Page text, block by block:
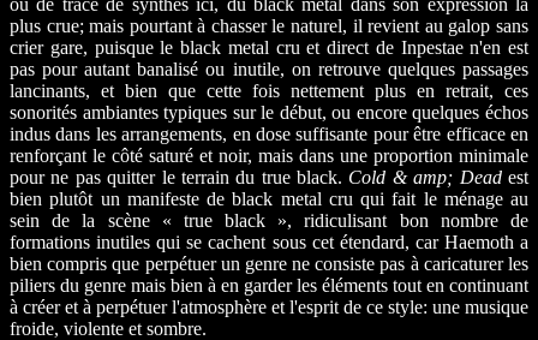
plus crue; mais pourtant à chasser le naturel, il revient au galop sans
crier gare, puisque le black metal cru et direct de Inpestae n'en est
pas pour autant banalisé ou inutile, on retrouve quelques passages
lancinants, et bien que cette fois nettement plus en retrait, ces
sonorités ambiantes typiques sur le début, ou encore quelques échos
indus dans les arrangements, en dose suffisante pour être efficace en
renforçant le côté saturé et noir, mais dans une proportion minimale
pour ne pas quitter le terrain du true black. Cold & amp; Deadest
bien plutôt un manifeste de black metal cru qui fait le ménage au
sein de la scène « true black », ridiculisant bon nombre de
formations inutiles qui se cachent sous cet étendard, car Haemoth a
bien compris que perpétuer un genre ne consiste pas à caricaturer les
piliers du genre mais bien à en garder les éléments tout en continuant
à créer et à perpétuer l'atmosphère et l'esprit de ce style: une musique
froide, violente et sombre.